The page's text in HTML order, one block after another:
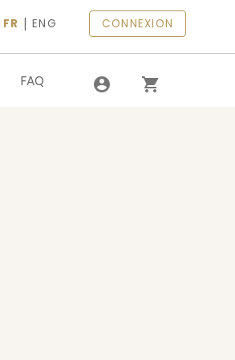
FR |ENG CONNEXION
FAQ